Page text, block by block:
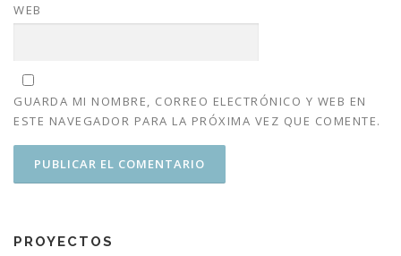
WEB
GUARDA MI NOMBRE, CORREO ELECTRÓNICO Y WEB EN
ESTE NAVEGADOR PARA LA PRÓXIMA VEZ QUE COMENTE.
PROYECTOS